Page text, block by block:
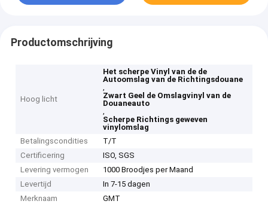
Productomschrijving
Hoog licht
Het scherpe Vinyl van de de
Autoomslag van de Richtingsdouane
,
Zwart Geel de Omslagvinyl van de
Douaneauto
,
Scherpe Richtings geweven
vinylomslag
Betalingscondities
T/T
Certificering
ISO, SGS
Levering vermogen
1000 Broodjes per Maand
Levertijd
In 7-15 dagen
Merknaam
GMT